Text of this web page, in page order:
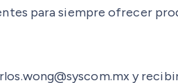
para siempre ofrecer
y